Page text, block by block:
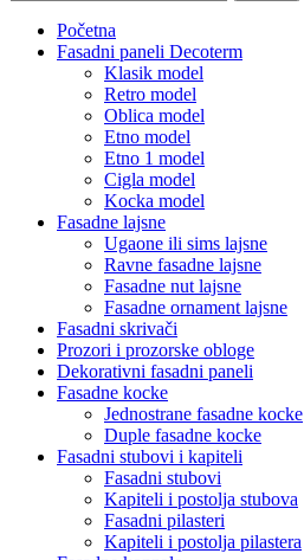
Početna
Fasadni paneli Decoterm
Klasik model
Retro model
Oblica model
Etno model
Etno 1 model
Cigla model
Kocka model
Fasadne lajsne
Ugaone ili sims lajsne
Ravne fasadne lajsne
Fasadne nut lajsne
Fasadne ornament lajsne
Fasadni skrivači
Prozori i prozorske obloge
Dekorativni fasadni paneli
Fasadne kocke
Jednostrane fasadne kocke
Duple fasadne kocke
Fasadni stubovi i kapiteli
Fasadni stubovi
Kapiteli i postolja stubova
Fasadni pilasteri
Kapiteli i postolja pilastera